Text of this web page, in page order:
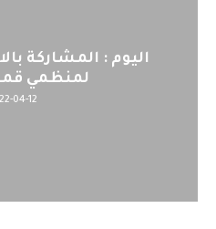
اليوم : المشاركة
لمنظمي
04-12